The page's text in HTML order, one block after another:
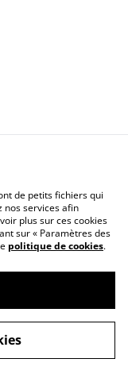
de cookies
by
de petits fichiers qui
nos services afin
plus sur ces cookies
sur « Paramètres des
politique de cookies.